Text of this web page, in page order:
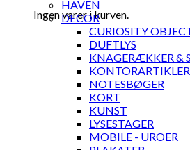
Ingen varer i kurven.
HAVEN
DECOR
CURIOSITY
DUFTLYS
KNAGERÆKKER &
KONTORARTIKLER
NOTESBØGER
KORT
KUNST
LYSESTAGER
MOBILE - UROER